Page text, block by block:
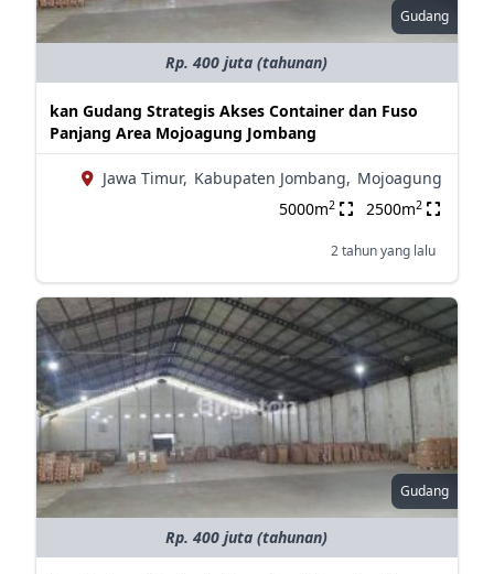
Gudang
Rp. 400 juta (tahunan)
kan Gudang Strategis Akses Container dan Fuso
Panjang Area Mojoagung Jombang
Jawa Timur, Kabupaten Jombang, Mojoagung
5000m2 2500m2
2 tahun yang lalu
Gudang
Rp. 400 juta (tahunan)